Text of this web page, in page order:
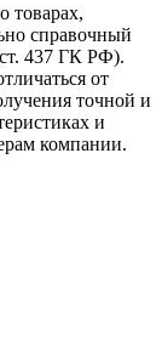
товарах,
справочный
437 ГК РФ).
от
точной и
и
компании.